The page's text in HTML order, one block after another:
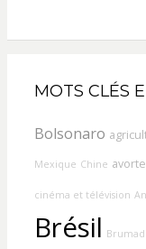
MOTS CLÉS
Bolsonaro
Mexique Chine
cinéma et télévision
Brésil